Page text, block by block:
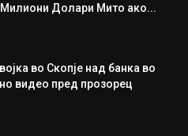
Долари Мито ако...
во Скопје над банка во
видео пред прозорец